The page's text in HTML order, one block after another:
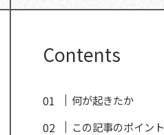
Contents
何が起きたか
この記事のポイント